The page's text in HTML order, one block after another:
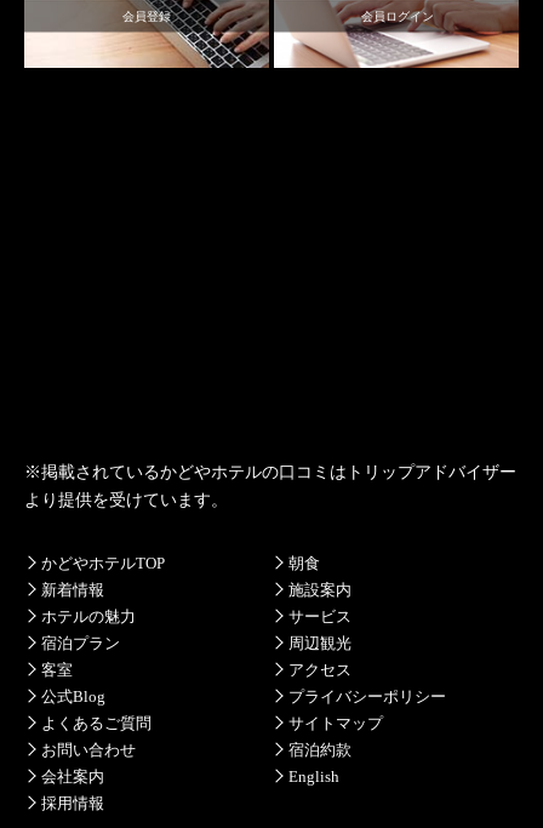
会員登録 会員ログイン
※掲載されているかどやホテルの口コミは トリップアドバイザー
より提供を受けています。
かどやホテルTOP
新着情報
ホテルの魅力
宿泊プラン
客室
朝食
施設案内
サービス
周辺観光
アクセス
公式Blog
よくあるご質問
お問い合わせ
会社案内
採用情報
プライバシーポリシー
サイトマップ
宿泊約款
English